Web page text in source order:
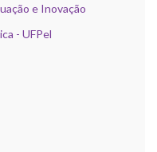
e Inovação
- UFPel